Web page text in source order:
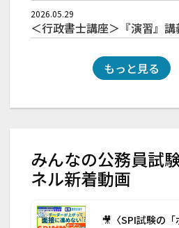
2026.05.29
もっと見る
みんなの公務員試
ネル新着動画